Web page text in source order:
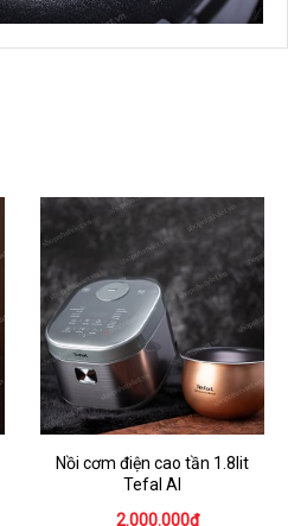
Nồi cơm điện cao tần 1.8lit
Tefal AI
2.000.000₫